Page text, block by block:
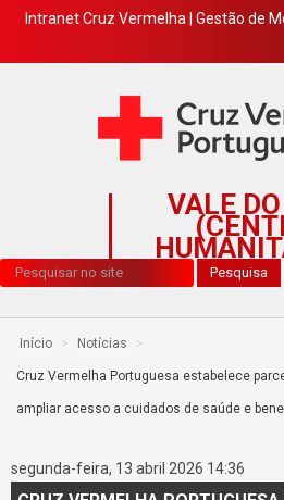
Intranet Cruz Vermelha Gestão de
VALE
Pesquisa... Pesquisa
Início > Notícias >
Cruz Vermelha Portuguesa estabelece
ampliar acesso a cuidados de saúde e
segunda-feira, 13 abril 2026 14:36